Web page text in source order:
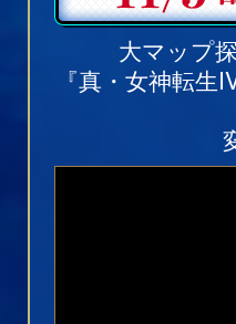
大マップ
『真・女神転